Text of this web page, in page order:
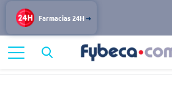
Farmacias 24H
Cardiovascular